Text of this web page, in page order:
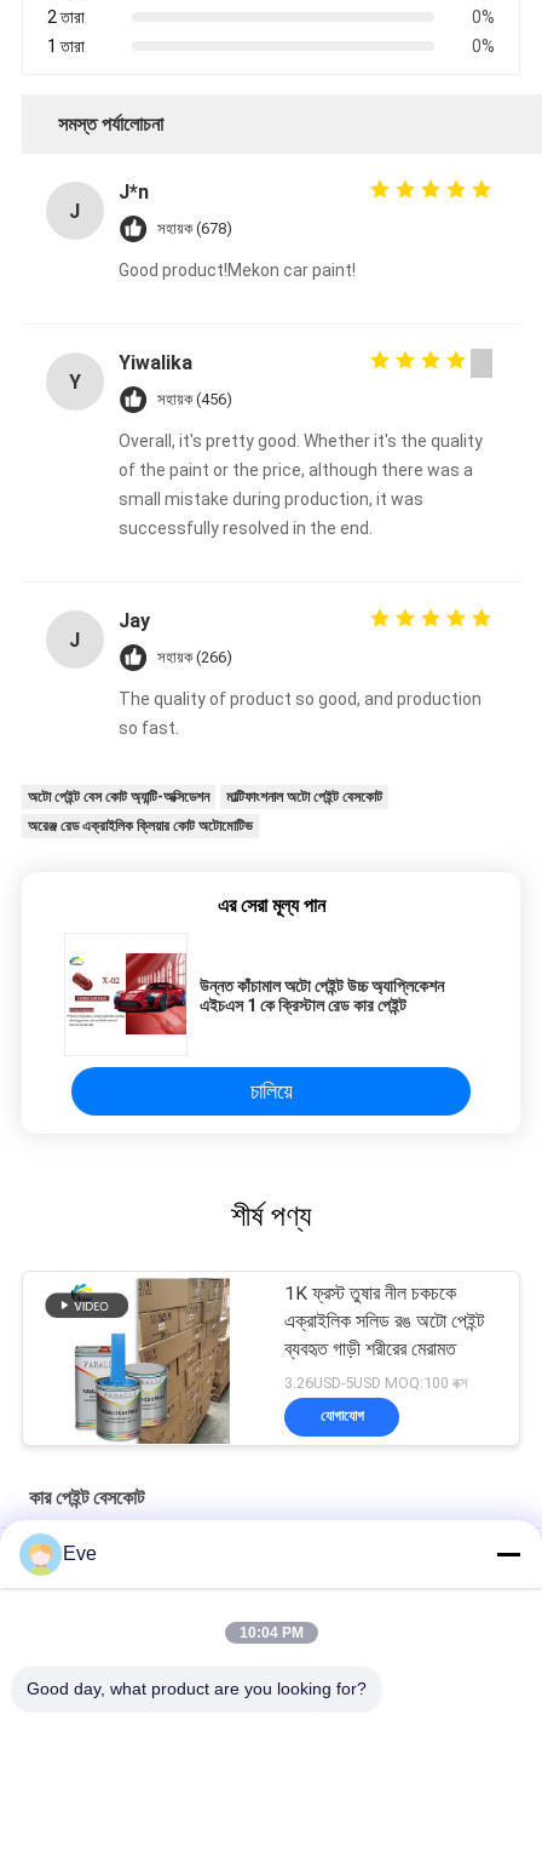
2 তারা
0%
1 তারা
0%
সমস্ত পর্যালোচনা
J
J*n
সহায়ক (678)
Good product!Mekon car paint!
Y
Yiwalika
সহায়ক (456)
Overall, it's pretty good. Whether it's the quality
of the paint or the price, although there was a
small mistake during production, it was
successfully resolved in the end.
J
Jay
সহায়ক (266)
The quality of product so good, and production
so fast.
অটো পেইন্ট বেস কোট অ্যান্টি-অক্সিডেশন
মাল্টিফাংশনাল অটো পেইন্ট বেসকোট
অরেঞ্জ রেড এক্রাইলিক ক্লিয়ার কোট অটোমোটিভ
এর সেরা মূল্য পান
উন্নত কাঁচামাল অটো পেইন্ট উচ্চ অ্যাপ্লিকেশন
এইচএস 1 কে ক্রিস্টাল রেড কার পেইন্ট
চালিয়ে
শীর্ষ পণ্য
1K ফ্রস্ট তুষার নীল চকচকে
এক্রাইলিক সলিড রঙ অটো পেইন্ট
ব্যবহৃত গাড়ী শরীরের মেরামত
3.26USD-5USD MOQ:100 বক্স
যোগাযোগ
কার পেইন্ট বেসকোট
মাল্টিফাংশনাল কার পেইন্ট বেসকোট আর্দ্রতা প্রতিরোধী ইউভি প্রতিরোধী
উজ্জ্বল নীল গাড়ী পেইন্ট বেসকোট এক্রাইলিক স্প্রে আবহাওয়া প্রতিরোধী
Eve
10:04 PM
Good day, what product are you looking for?